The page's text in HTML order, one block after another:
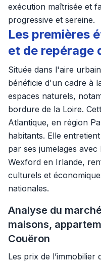
exécution maîtrisée et
progressive et sereine.
Les premières
et de repérage
Située dans l'aire
bénéficie d'un cadre à
espaces naturels,
bordure de la Loire.
Atlantique, en région
habitants. Elle
par ses jumelages
Wexford en Irlande,
culturels et
nationales.
Analyse du
maisons,
Couëron
Les prix de l’immobilier